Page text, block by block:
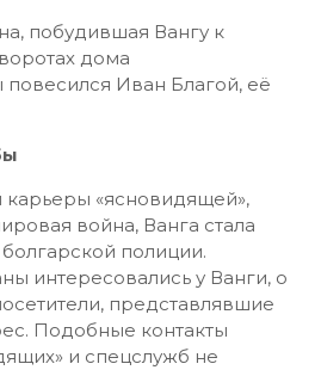
побудившая Вангу к
дома
повесился Иван Благой, её
«ясновидящей»,
война, Ванга стала
полиции.
интересовались у Ванги, о
представлявшие
Подобные контакты
и спецслужб не